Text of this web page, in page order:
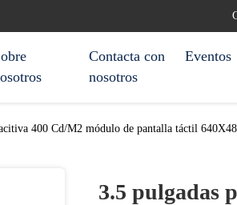
Contacta con
nosotros
Eventos
400 Cd/M2 módulo de pantalla táctil
3.5 pulgadas